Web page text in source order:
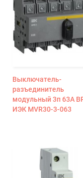
Выключатель-
разъединитель
модульный 3п 63А
ИЭК MVR30-3-063